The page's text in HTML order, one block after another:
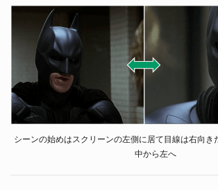
シーンの始めはスクリーンの左側に居て目線は右向き
中から左へ